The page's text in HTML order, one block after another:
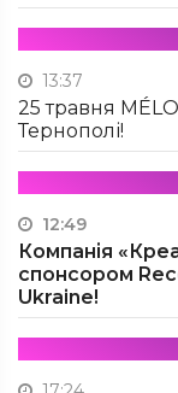
13:37
25 травня
Тернополі!
12:49
Компанія
спонсором
Ukraine!